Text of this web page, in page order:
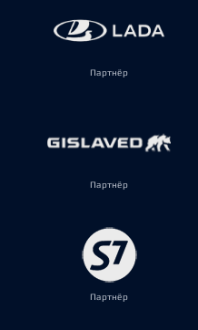
Партнёр
Партнёр
Партнёр